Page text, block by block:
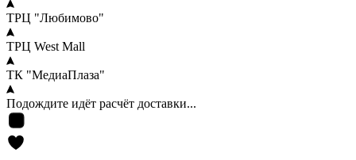
ТРЦ "Любимово"
ТРЦ West Mall
ТК "МедиаПлаза"
Подождите идёт расчёт доставки...